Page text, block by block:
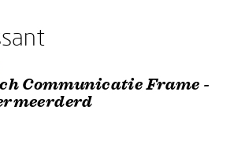
Communicatie Frame -